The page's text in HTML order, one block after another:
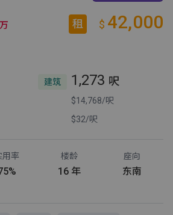
万 租 $ 42,000
建筑 1,273 呎
$14,768/呎
$32/呎
用率 楼龄
16 年
座向
东南